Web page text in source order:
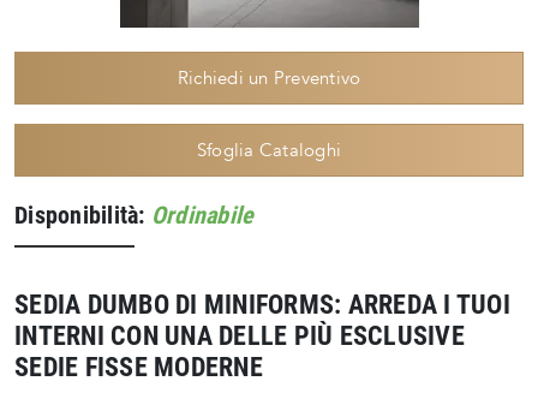
Richiedi un Preventivo
Sfoglia Cataloghi
Disponibilità: Ordinabile
SEDIA DUMBO DI MINIFORMS: ARREDA I TUOI
INTERNI CON UNA DELLE PIÙ ESCLUSIVE
SEDIE FISSE MODERNE